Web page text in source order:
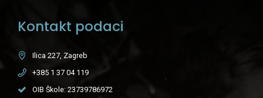
Kontakt podaci
Ilica 227, Zagreb
+385 1 37 04 119
OIB Škole: 23739786972